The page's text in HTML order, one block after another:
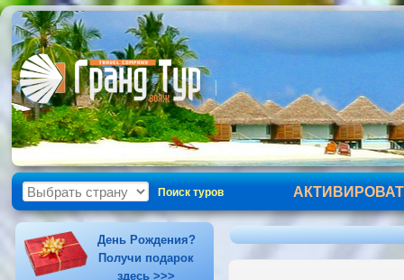
Поиск туров
День Рождения?
Получи подарок
здесь >>>